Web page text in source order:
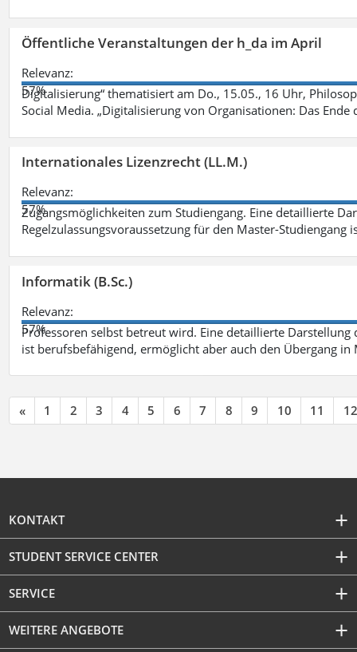
Öffentliche Veranstaltungen der h_da im April
Relevanz:
57%
Digitalisierung“ thematisiert am Do., 15.05., 16 Uhr,
Social Media. „Digitalisierung von Organisationen: Das Ende
Internationales Lizenzrecht (LL.M.)
Relevanz:
57%
Zugangsmöglichkeiten zum Studiengang. Eine detaillierte
Regelzulassungsvoraussetzung für den Master-
Informatik (B.Sc.)
Relevanz:
57%
Professoren selbst betreut wird. Eine detaillierte
ist berufsbefähigend, ermöglicht aber auch den Übergang in
« 1 2 3 4 5 6 7 8 9 10 11 12
KONTAKT
STUDENT SERVICE CENTER
SERVICE
WEITERE ANGEBOTE